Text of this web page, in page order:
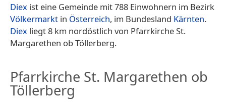
Diex ist eine Gemeinde mit 788 Einwohnern im Bezirk
Völkermarkt in Österreich, im Bundesland Kärnten.
Diex liegt 8 km nordöstlich von Pfarrkirche St.
Margarethen ob Töllerberg.
Pfarrkirche St. Margarethen ob
Töllerberg